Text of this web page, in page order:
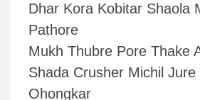
Dhar Kora Kobitar Shaola
Pathore
Mukh Thubre Pore Thake
Shada Crusher Michil
Ohongkar